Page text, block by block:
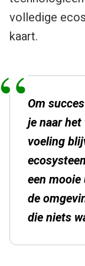
volledige
kaart.
Om
je naar
voeling
een
de
die niets